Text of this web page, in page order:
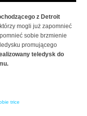
z Detroit
mogli już zapomnieć
sobie brzmienie
promującego
teledysk do
trice